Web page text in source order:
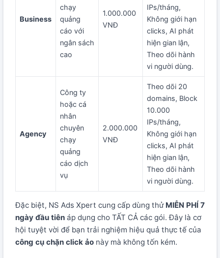
Business
chạy
quảng
cáo với
ngân sách
cao
1.000.000
VNĐ
IPs/tháng,
Không giới hạn
clicks, AI phát
hiện gian lận,
Theo dõi hành
vi người dùng.
Agency
Công ty
hoặc cá
nhân
chuyên
chạy
quảng
cáo dịch
vụ
2.000.000
VNĐ
Theo dõi 20
domains, Block
10.000
IPs/tháng,
Không giới hạn
clicks, AI phát
hiện gian lận,
Theo dõi hành
vi người dùng.
Đặc biệt, NS Ads Xpert cung cấp dùng thử MIỄN PHÍ 7
ngày đầu tiên áp dụng cho TẤT CẢ các gói. Đây là cơ
hội tuyệt vời để bạn trải nghiệm hiệu quả thực tế của
công cụ chặn click ảo này mà không tốn kém.